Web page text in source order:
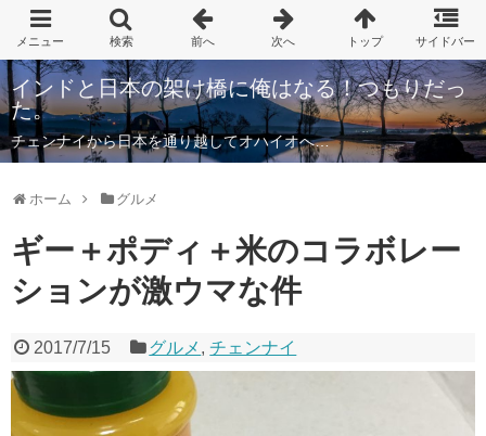
インドと日本の架け橋に俺はなる！つもりだっ
た。
チェンナイから日本を通り越してオハイオへ…
ホーム グルメ
ギー＋ポディ＋米のコラボレー
ションが激ウマな件
2017/7/15 グルメ ,チェンナイ